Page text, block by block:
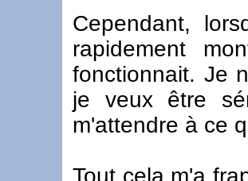
Cependant,
rapidement
fonctionnait. Je
je veux être
m'attendre à ce
Tout cela m'a